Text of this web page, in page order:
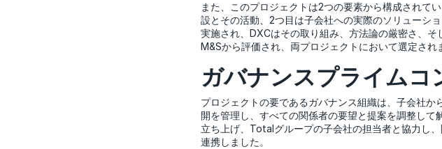
また、このプロジェクトは2つの要素から構成されて
設とその活動、2つ目は子会社への実際のソリューシ
実施され、DXCはその取り組み、方法論の厳密さ、
M&Sから評価され、両プロジェクトにおいて選定され
ガバナンスプライム
プロジェクトの要であるガバナンス組織は、子会社
開を管理し、すべての関係者の要望と提案を調整し
立ち上げ、Totalグループの子会社の担当者と協力し
連携しました。